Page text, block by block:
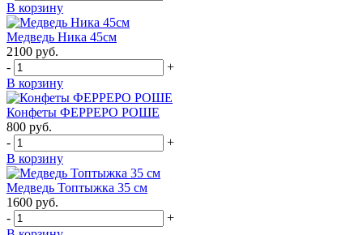
В корзину
Медведь Ника 45см
2100 руб.
-
+
В корзину
Конфеты ФЕРРЕРО РОШЕ
800 руб.
-
+
В корзину
Медведь Топтыжка 35 см
1600 руб.
-
+